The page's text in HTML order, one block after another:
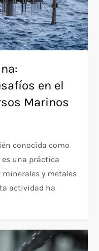
en el
Marinos
conocida como
una práctica
y metales
actividad ha